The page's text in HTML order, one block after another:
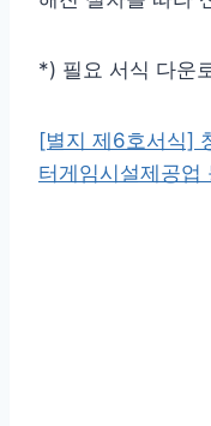
*) 필요 서식 다운
[별지 제6호서식]
터게임시설제공